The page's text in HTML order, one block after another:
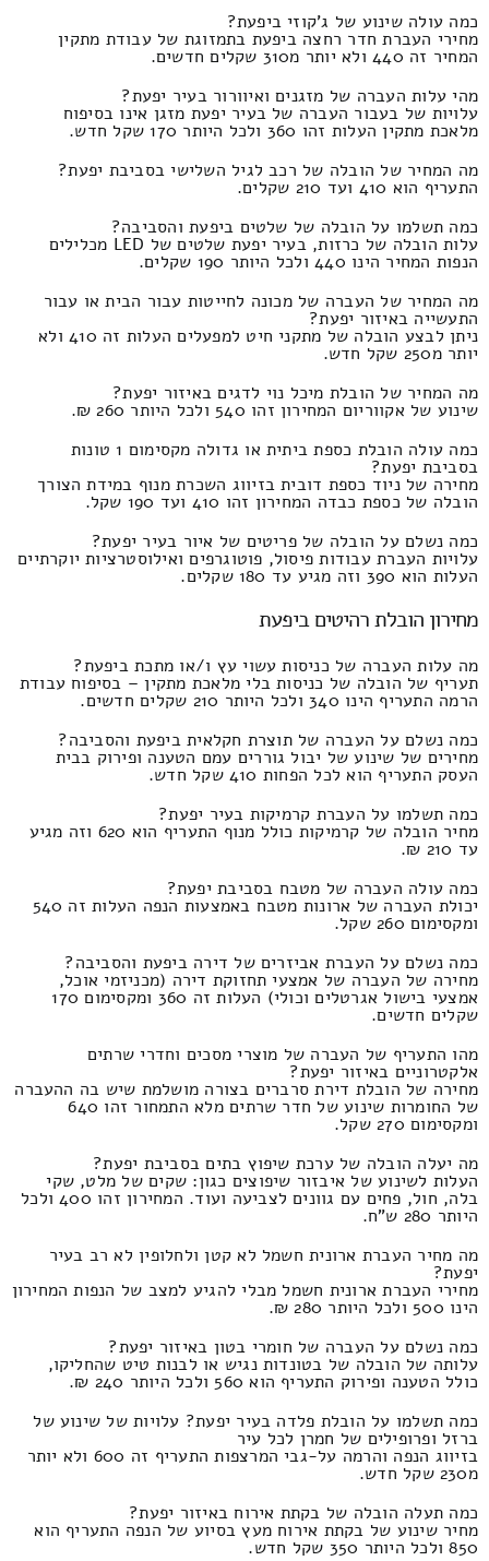
כמה עולה שינוע של ג'קוזי ביפעת?
מחירי העברת חדר רחצה ביפעת בתמזוגת של עבודת מתקין
המחיר זה 440 ולא יותר מ310 שקלים חדשים.
מהי עלות העברה של מזגנים ואיוורור בעיר יפעת?
עלויות של בעבור העברה של בעיר יפעת מזגן אינו בסיפוח
מלאכת מתקין העלות זהו 360 ולכל היותר 170 שקל חדש.
מה המחיר של הובלה של רכב לגיל השלישי בסביבת יפעת?
התעריף הוא 410 ועד 210 שקלים.
כמה תשלמו על הובלה של שלטים ביפעת והסביבה?
עלות הובלה של כרזות, בעיר יפעת שלטים של LED מכלילים
הנפות המחיר הינו 440 ולכל היותר 190 שקלים.
מה המחיר של העברה של מכונה לחייטות עבור הבית או עבור
התעשייה באיזור יפעת?
ניתן לבצע הובלה של מתקני חיט למפעלים העלות זה 410 ולא
יותר מ250 שקל חדש.
מה המחיר של הובלת מיכל נוי לדגים באיזור יפעת?
שינוע של אקווריום המחירון זהו 540 ולכל היותר 260 ₪.
כמה עולה הובלת כספת ביתית או גדולה מקסימום 1 טונות
בסביבת יפעת?
מחירה של ניוד כספת דובית בזיווג השכרת מנוף במידת הצורך
הובלה של כספת כבדה המחירון זהו 410 ועד 190 שקל.
כמה נשלם על הובלה של פריטים של איור בעיר יפעת?
עלויות העברת עבודות פיסול, פוטוגרפים ואילוסטרציות יוקרתיים
העלות הוא 390 וזה מגיע עד 180 שקלים.
מחירון הובלת רהיטים ביפעת
מה עלות העברה של כניסות עשוי עץ ו/או מתכת ביפעת?
תעריף של הובלה של כניסות בלי מלאכת מתקין – בסיפוח עבודת
הרמה התעריף הינו 340 ולכל היותר 210 שקלים חדשים.
כמה נשלם על העברה של תוצרת חקלאית ביפעת והסביבה?
מחירים של שינוע של יבול גוררים עמם הטענה ופירוק בבית
העסק התעריף הוא לכל הפחות 410 שקל חדש.
כמה תשלמו על העברת קרמיקות בעיר יפעת?
מחיר הובלה של קרמיקות כולל מנוף התעריף הוא 620 וזה מגיע
עד 210 ₪.
כמה עולה העברה של מטבח בסביבת יפעת?
יכולת העברה של ארונות מטבח באמצעות הנפה העלות זה 540
ומקסימום 260 שקל.
כמה נשלם על העברת אביזרים של דירה ביפעת והסביבה?
מחירה של העברה של אמצעי תחזוקת דירה (מכניזמי אוכל,
אמצעי בישול אגרטלים וכולי) העלות זה 360 ומקסימום 170
שקלים חדשים.
מהו התעריף של העברה של מוצרי מסכים וחדרי שרתים
אלקטרוניים באיזור יפעת?
מחירה של הובלת דירת סרברים בצורה מושלמת שיש בה ההעברה
של החומרות שינוע של חדר שרתים מלא התמחור זהו 640
ומקסימום 270 שקל.
מה יעלה הובלה של ערכת שיפוץ בתים בסביבת יפעת?
העלות לשינוע של איבזור שיפוצים כגון: שקים של מלט, שקי
בלה, חול, פחים עם גוונים לצביעה ועוד. המחירון זהו 400 ולכל
היותר 280 ש"ח.
מה מחיר העברת ארונית חשמל לא קטן ולחלופין לא רב בעיר
יפעת?
מחירי העברת ארונית חשמל מבלי להגיע למצב של הנפות המחירון
הינו 500 ולכל היותר 280 ₪.
כמה נשלם על העברה של חומרי בטון באיזור יפעת?
עלותה של הובלה של בטונדות נגיש או לבנות טיט שהחליקו,
כולל הטענה ופירוק התעריף הוא 560 ולכל היותר 240 ₪.
כמה תשלמו על הובלת פלדה בעיר יפעת? עלויות של שינוע של
ברזל ופרופילים של חמרן לכל עיר
בזיווג הנפה והרמה על-גבי המרצפות התעריף זה 600 ולא יותר
מ230 שקל חדש.
כמה תעלה הובלה של בקתת אירוח באיזור יפעת?
מחיר שינוע של בקתת אירוח מעץ בסיוע של הנפה התעריף הוא
850 ולכל היותר 350 שקל חדש.